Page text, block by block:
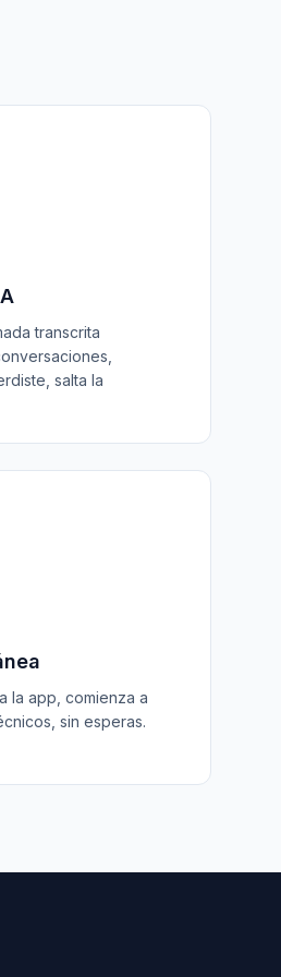
transcrita
salta la
la app, comienza a
sin esperas.